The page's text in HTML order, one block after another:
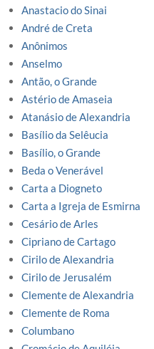
Anastacio do Sinai
André de Creta
Anônimos
Anselmo
Antão, o Grande
Astério de Amaseia
Atanásio de Alexandria
Basílio da Selêucia
Basílio, o Grande
Beda o Venerável
Carta a Diogneto
Carta a Igreja de Esmirna
Cesário de Arles
Cipriano de Cartago
Cirilo de Alexandria
Cirilo de Jerusalém
Clemente de Alexandria
Clemente de Roma
Columbano